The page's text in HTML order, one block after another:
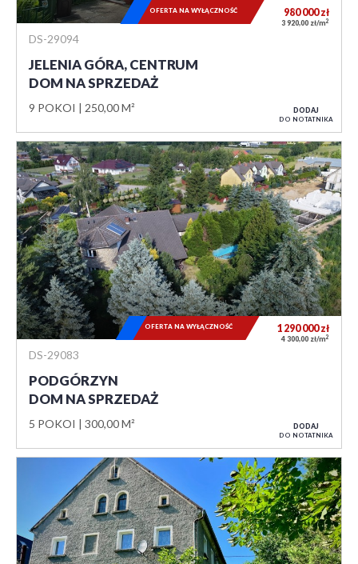
DS-29094
JELENIA GÓRA, CENTRUM
DOM NA SPRZEDAŻ
9 POKOI 250,00 M²
980 000zł
3 920,00 zł/m2
OFERTA NA WYŁĄCZNOŚĆ
DODAJ
DO NOTATNIKA
DS-29083
PODGÓRZYN
DOM NA SPRZEDAŻ
5 POKOI 300,00 M²
1 290 000zł
4 300,00 zł/m2
OFERTA NA WYŁĄCZNOŚĆ
DODAJ
DO NOTATNIKA